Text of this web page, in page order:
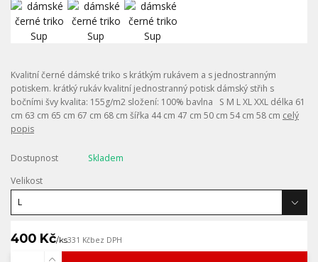
Kvalitní černé dámské triko s krátkým rukávem a s jednostranným
potiskem. krátký rukáv kvalitní jednostranný potisk dámský střih s
bočními švy kvalita: 155g/m2 složení: 100% bavlna S M L XL XXL délka 61
cm 63 cm 65 cm 67 cm 68 cm šířka 44 cm 47 cm 50 cm 54 cm 58 cm celý
popis
Dostupnost
Skladem
Velikost
400 Kč/ks331 Kčbez DPH